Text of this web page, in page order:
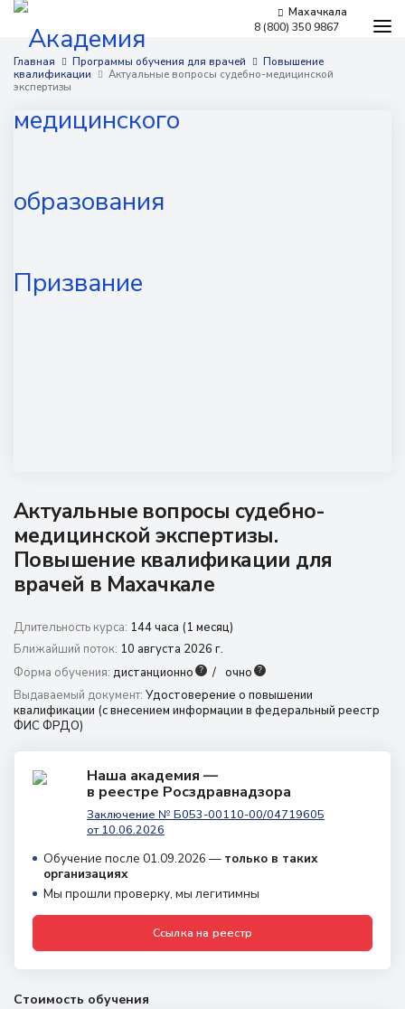
8 (800) 350 9867
Махачкала
Программы обучения
Условия обучения
Для работодателей
Сведения об образовательной организации
Перейти на портал дистанционного обучения
Главная Программы обучения для врачей
Повышение
квалификации
Актуальные вопросы судебно-медицинской
экспертизы
Актуальные вопросы судебно-
медицинской экспертизы.
Повышение квалификации для
врачей в Махачкале
Длительность курса: 144 часа (1 месяц)
Ближайший поток: 10 августа 2026 г.
Форма обучения: дистанционно ? очно ?
Выдаваемый документ: Удостоверение о повышении
квалификации (с внесением информации в федеральный реестр
ФИС ФРДО)
Наша академия —
в реестре Росздравнадзора
Заключение № Б053-00110-00/04719605
от 10.06.2026
Обучение после 01.09.2026 — только в таких
организациях
Мы прошли проверку, мы легитимны
Ссылка на реестр
Стоимость обучения